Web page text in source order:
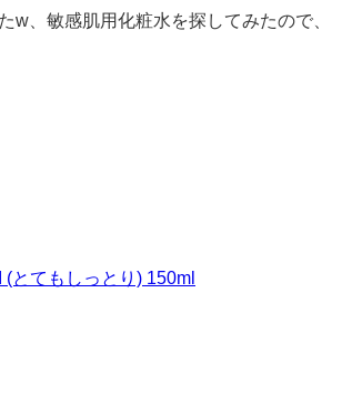
w、敏感肌用化粧水を探してみたので、
(とてもしっとり) 150ml